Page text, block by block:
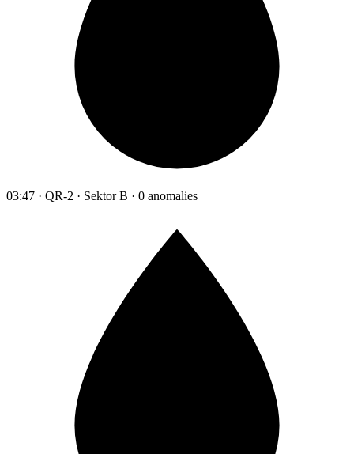
03:47 · QR-2 · Sektor B · 0 anomalies